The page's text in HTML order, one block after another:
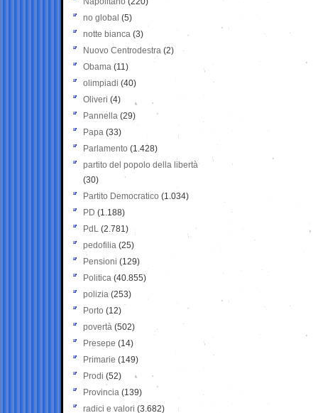
no global (5)
notte bianca (3)
Nuovo Centrodestra (2)
Obama (11)
olimpiadi (40)
Oliveri (4)
Pannella (29)
Papa (33)
Parlamento (1.428)
partito del popolo della libertà
(30)
Partito Democratico (1.034)
PD (1.188)
PdL (2.781)
pedofilia (25)
Pensioni (129)
Politica (40.855)
polizia (253)
Porto (12)
povertà (502)
Presepe (14)
Primarie (149)
Prodi (52)
Provincia (139)
radici e valori (3.682)